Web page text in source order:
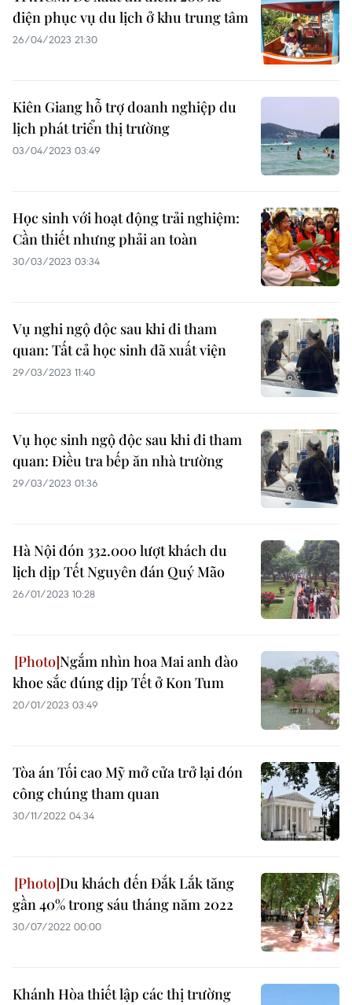
điện phục vụ du lịch ở khu trung tâm
26/04/2023 21:30
Kiên Giang hỗ trợ doanh nghiệp du
lịch phát triển thị trường
03/04/2023 03:49
Học sinh với hoạt động trải nghiệm:
Cần thiết nhưng phải an toàn
30/03/2023 03:34
Vụ nghi ngộ độc sau khi đi tham
quan: Tất cả học sinh đã xuất viện
29/03/2023 11:40
Vụ học sinh ngộ độc sau khi đi tham
quan: Điều tra bếp ăn nhà trường
29/03/2023 01:36
Hà Nội đón 332.000 lượt khách du
lịch dịp Tết Nguyên đán Quý Mão
26/01/2023 10:28
Ngắm nhìn hoa Mai anh đào
khoe sắc đúng dịp Tết ở Kon Tum
20/01/2023 03:49
Tòa án Tối cao Mỹ mở cửa trở lại đón
công chúng tham quan
30/11/2022 04:34
Du khách đến Đắk Lắk tăng
gần 40% trong sáu tháng năm 2022
30/07/2022 00:00
Khánh Hòa thiết lập các thị trường